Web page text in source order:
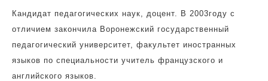
Кандидат педагогических наук, доцент. В 2003году с
отличием закончила Воронежский государственный
педагогический университет, факультет иностранных
языков по специальности учитель французского и
английского языков.